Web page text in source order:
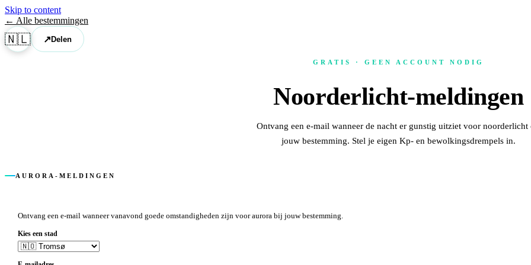
Skip to content
← Alle bestemmingen
🇳🇱 ↗Delen
GRATIS · GEEN ACCOUNT NODIG
Noorderlicht-meldingen
Ontvang een e-mail wanneer de nacht er gunstig uitziet voor noorderlicht
jouw bestemming. Stel je eigen Kp- en bewolkingsdrempels in.
AURORA-MELDINGEN
Ontvang een e-mail wanneer vanavond goede omstandigheden zijn voor aurora bij jouw bestemming.
Kies een stad